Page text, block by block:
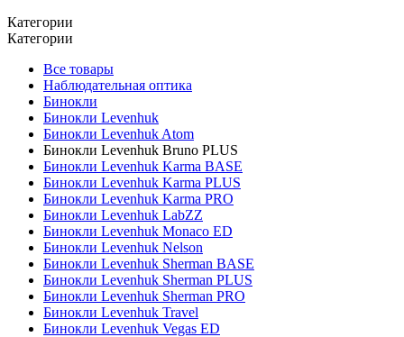
Категории
Категории
Все товары
Наблюдательная оптика
Бинокли
Бинокли Levenhuk
Бинокли Levenhuk Atom
Бинокли Levenhuk Bruno PLUS
Бинокли Levenhuk Karma BASE
Бинокли Levenhuk Karma PLUS
Бинокли Levenhuk Karma PRO
Бинокли Levenhuk LabZZ
Бинокли Levenhuk Monaco ED
Бинокли Levenhuk Nelson
Бинокли Levenhuk Sherman BASE
Бинокли Levenhuk Sherman PLUS
Бинокли Levenhuk Sherman PRO
Бинокли Levenhuk Travel
Бинокли Levenhuk Vegas ED